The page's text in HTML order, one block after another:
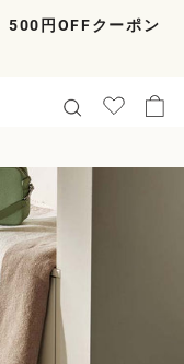
500円OFFクーポン